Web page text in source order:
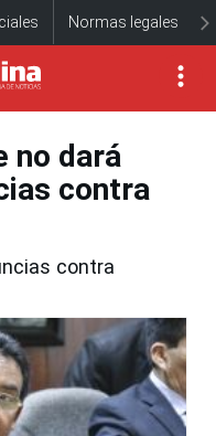
Normas legales
no dará
contra
contra